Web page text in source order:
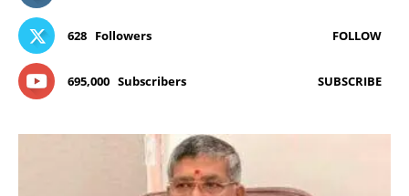
628 Followers FOLLOW
695,000 Subscribers SUBSCRIBE